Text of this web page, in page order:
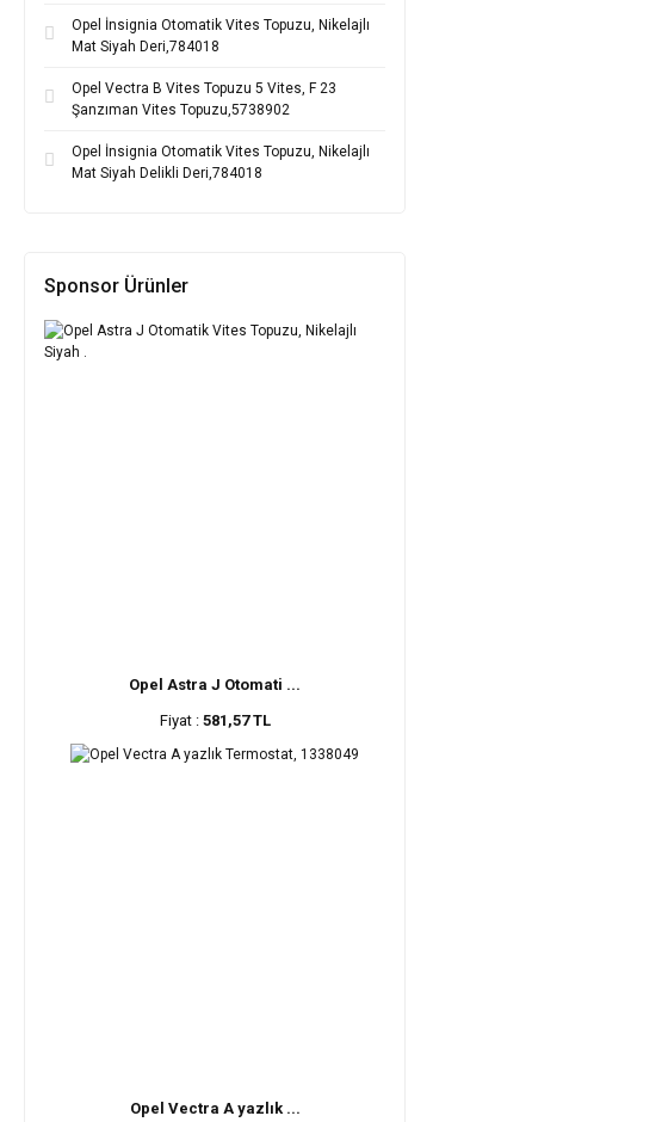
Opel İnsignia Otomatik Vites Topuzu, Nikelajlı
Mat Siyah Deri,784018
Opel Vectra B Vites Topuzu 5 Vites, F 23
Şanzıman Vites Topuzu,5738902
Opel İnsignia Otomatik Vites Topuzu, Nikelajlı
Mat Siyah Delikli Deri,784018
Sponsor Ürünler
Opel Astra J Otomati ...
Fiyat : 581,57 TL
Opel Vectra A yazlık ...